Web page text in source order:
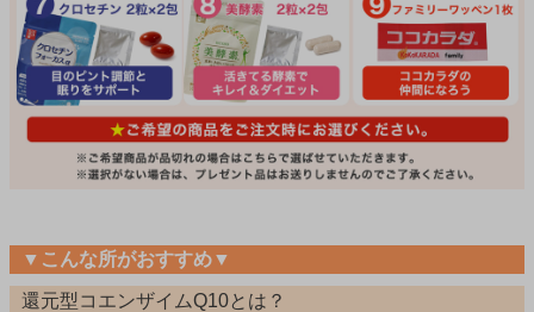
▼こんな所がおすすめ▼
還元型コエンザイムQ10とは？